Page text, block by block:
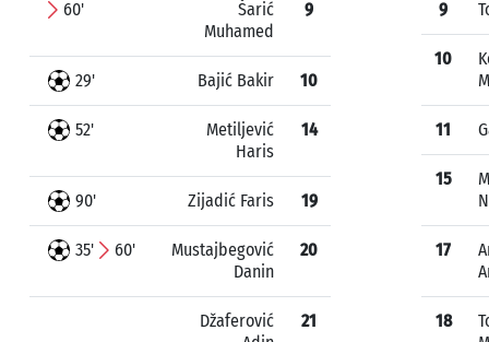
60'
Šarić
Muhamed
9
29' Bajić Bakir 10
52'
Metiljević
Haris
14
90' Zijadić Faris 19
35' 60'
Mustajbegović
Danin
20
Džaferović
21
9
10
11
15
17
18